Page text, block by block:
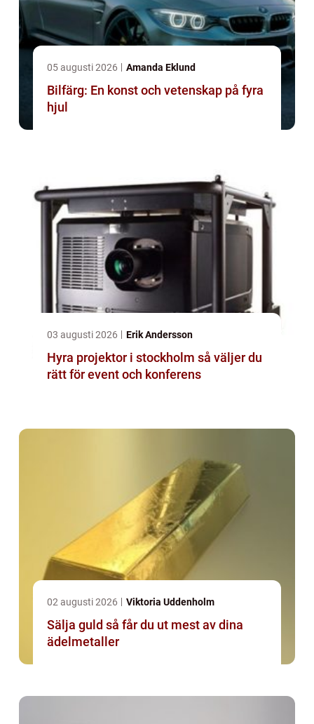
05 augusti 2026 Amanda Eklund
Bilfärg: En konst och vetenskap på fyra
hjul
03 augusti 2026 Erik Andersson
Hyra projektor i stockholm så väljer du
rätt för event och konferens
02 augusti 2026 Viktoria Uddenholm
Sälja guld så får du ut mest av dina
ädelmetaller